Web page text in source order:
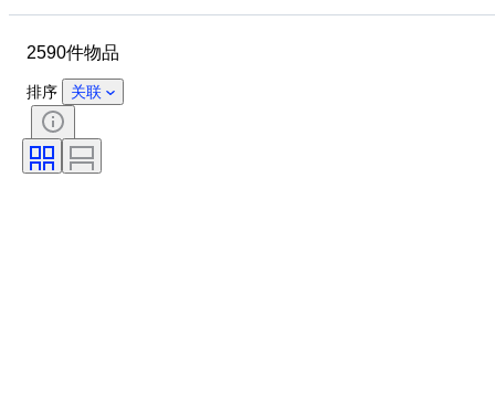
状态
颜色
时代
带配件
2590件物品
排序 关联